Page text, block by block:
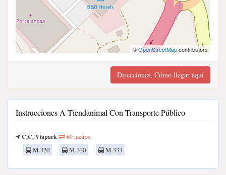
©OpenStreetMapcontributors
Direcciones, Cómo llegar aquí
Instrucciones A Tiendanimal Con Transporte Público
C.C. Viapark 60 metros
M-320 M-330 M-333